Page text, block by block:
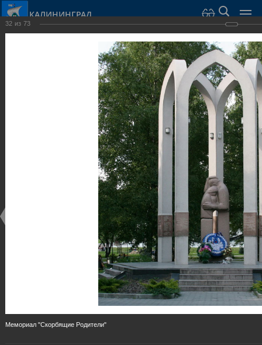
КАЛИНИНГРАД
Город › Фотогалерея
›
Парки и скверы
32 из 73
Мемориал "Скорбящие Родители"